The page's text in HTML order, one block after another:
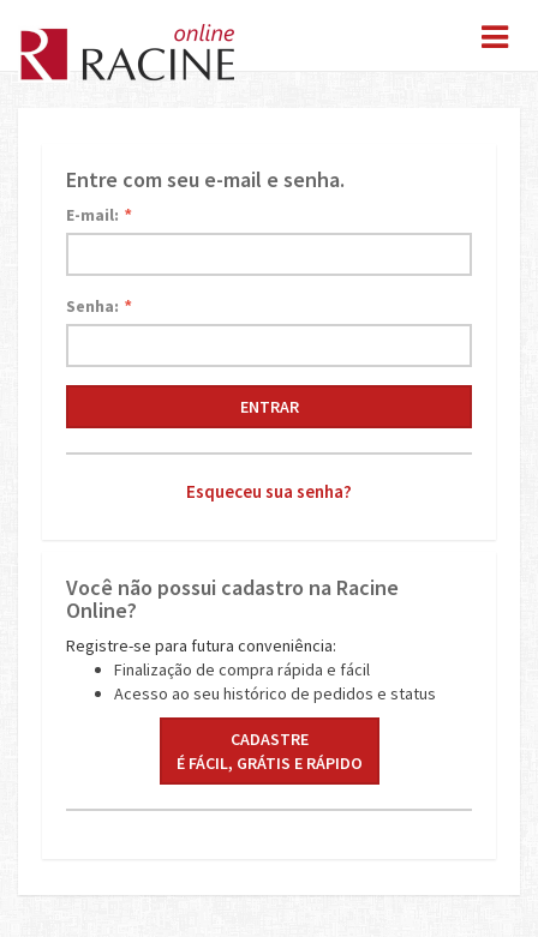
Entre com seu e-mail e senha.
E-mail: *
Senha: *
Esqueceu sua senha?
Você não possui cadastro na Racine
Online?
Registre-se para futura conveniência:
Finalização de compra rápida e fácil
Acesso ao seu histórico de pedidos e status
CADASTRE
É FÁCIL, GRÁTIS E RÁPIDO